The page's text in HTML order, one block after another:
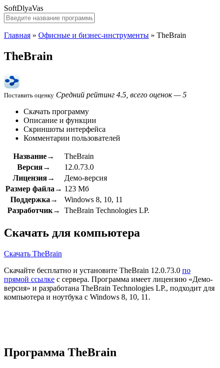
SoftDlyaVas
Главная » Офисные и бизнес-инструменты » TheBrain
TheBrain
Поставить оценку Средний рейтинг 4.5, всего оценок — 5
Скачать программу
Описание и функции
Скриншоты интерфейса
Комментарии пользователей
Название→
TheBrain
Версия→
12.0.73.0
Лицензия→
Демо-версия
Размер файла→ 123 Мб
Поддержка→
Windows 8, 10, 11
Разработчик→
TheBrain Technologies LP.
Скачать для компьютера
Скачать TheBrain
Скачайте бесплатно и установите TheBrain 12.0.73.0 по
прямой ссылке с сервера. Программа имеет лицензию «Демо-
версия» и разработана TheBrain Technologies LP., подходит для
компьютера и ноутбука с Windows 8, 10, 11.
Программа TheBrain